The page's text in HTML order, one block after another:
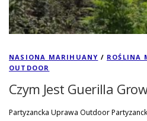
NASIONA MARIHUANY / ROŚLINA
OUTDOOR
Czym Jest Guerilla
Partyzancka Uprawa Outdoor